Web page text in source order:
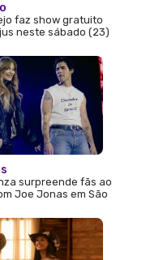
faz show gratuito
neste sábado (23)
surpreende fãs ao
Joe Jonas em São